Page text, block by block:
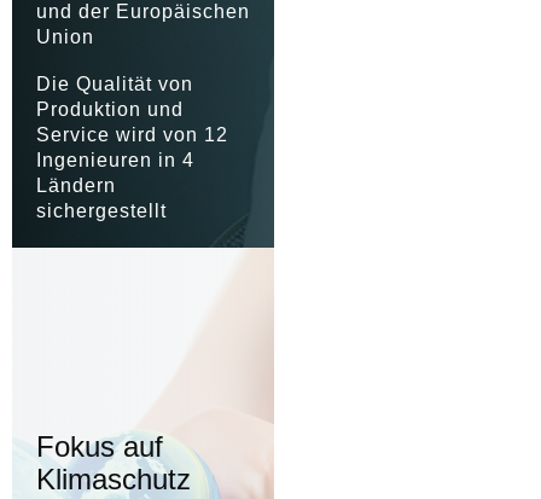
und der Europäischen
Union
Die Qualität von
Produktion und
Service wird von 12
Ingenieuren in 4
Ländern
sichergestellt
Fokus auf
Klimaschutz